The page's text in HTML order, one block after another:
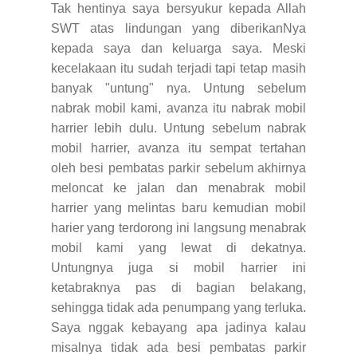
Tak hentinya saya bersyukur kepada Allah
SWT atas lindungan yang diberikanNya
kepada saya dan keluarga saya. Meski
kecelakaan itu sudah terjadi tapi tetap masih
banyak "untung" nya. Untung sebelum
nabrak mobil kami, avanza itu nabrak mobil
harrier lebih dulu. Untung sebelum nabrak
mobil harrier, avanza itu sempat tertahan
oleh besi pembatas parkir sebelum akhirnya
meloncat ke jalan dan menabrak mobil
harrier yang melintas baru kemudian mobil
harier yang terdorong ini langsung menabrak
mobil kami yang lewat di dekatnya.
Untungnya juga si mobil harrier ini
ketabraknya pas di bagian belakang,
sehingga tidak ada penumpang yang terluka.
Saya nggak kebayang apa jadinya kalau
misalnya tidak ada besi pembatas parkir